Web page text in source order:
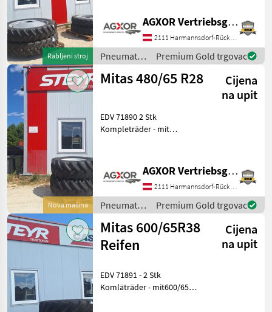
Rabljeni stroj
Innenloch - 275mm
Lochkreis - 148A8 -
270/80R36 AC90 50% - 8
Loch F
AGXOR Vertriebsgesellschaft Ost GmbH
2111 Harmannsdorf-Rückersdorf
Pneumatici/
Gume/
Naplatci /
Premium Gold trgovac
Nova mašina
Mitas 480/65 R28
Cijena
na upit
EDV 71890 2 Stk
Kompleträder - mit
Lochkreiß -mit 137A8
Tragfähigkeitskenzahl
AGXOR Vertriebsgesellschaft Ost GmbH
2111 Harmannsdorf-Rückersdorf
Pneumatici/
Gume/
Naplatci /
Mitas
Premium Gold trgovac
Mitas 600/65R38
Reifen
Cijena
na upit
EDV 71891 - 2 Stk
Komläträder - mit600/65